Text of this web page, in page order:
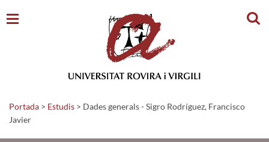
Portada > Estudis > Dades generals - Sigro Rodríguez, Francisco
Javier